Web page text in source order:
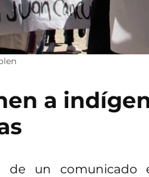
a
de un comunicado